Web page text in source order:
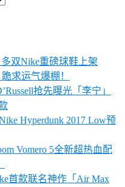
双Nike重磅球鞋上架
求运气爆棚！
抢先曝光「李宁」
Hyperdunk 2017 Low预
Vomero 5全新超热血配
首款联名神作「Air Max